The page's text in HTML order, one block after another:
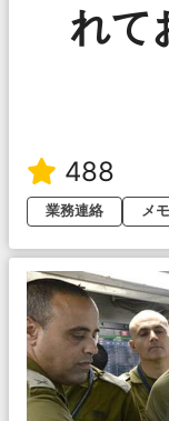
れて
488
業務連絡
メモ